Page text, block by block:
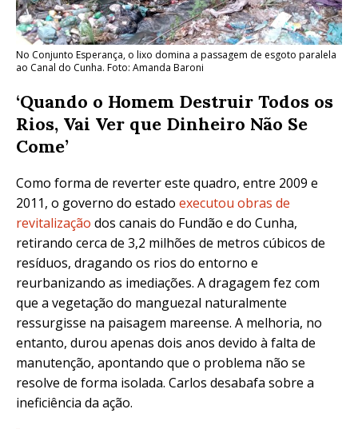
No Conjunto Esperança, o lixo domina a passagem de esgoto paralela
ao Canal do Cunha. Foto: Amanda Baroni
‘Quando o Homem Destruir Todos os
Rios, Vai Ver que Dinheiro Não Se
Come’
Como forma de reverter este quadro, entre 2009 e
2011, o governo do estado executou obras de
revitalização dos canais do Fundão e do Cunha,
retirando cerca de 3,2 milhões de metros cúbicos de
resíduos, dragando os rios do entorno e
reurbanizando as imediações. A dragagem fez com
que a vegetação do manguezal naturalmente
ressurgisse na paisagem mareense. A melhoria, no
entanto, durou apenas dois anos devido à falta de
manutenção, apontando que o problema não se
resolve de forma isolada. Carlos desabafa sobre a
ineficiência da ação.